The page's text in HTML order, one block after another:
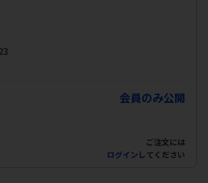
会員のみ公開
ご注文には
ログイン してください